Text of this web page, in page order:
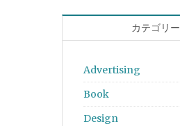
カテゴリー
Advertising
Book
Design